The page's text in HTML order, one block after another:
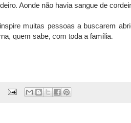
Aonde não havia sangue de
muitas pessoas a buscarem
quem sabe, com toda a família.